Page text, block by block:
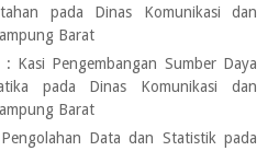
pada Dinas Komunikasi dan
Barat
: Kasi Pengembangan Sumber Daya
pada Dinas Komunikasi dan
Barat
Data dan Statistik pada